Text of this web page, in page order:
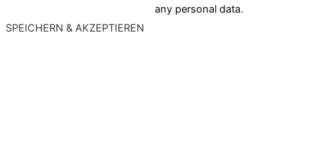
any personal data.
SPEICHERN & AKZEPTIEREN